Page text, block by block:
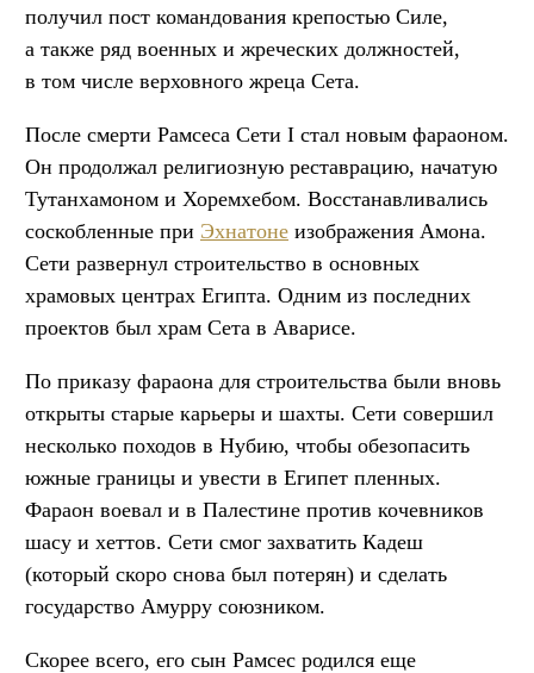
получил пост командования крепостью Силе,
а также ряд военных и жреческих должностей,
в том числе верховного жреца Сета.
После смерти Рамсеса Сети I стал новым фараоном.
Он продолжал религиозную реставрацию, начатую
Тутанхамоном и Хоремхебом. Восстанавливались
соскобленные при Эхнатоне изображения Амона.
Сети развернул строительство в основных
храмовых центрах Египта. Одним из последних
проектов был храм Сета в Аварисе.
По приказу фараона для строительства были вновь
открыты старые карьеры и шахты. Сети совершил
несколько походов в Нубию, чтобы обезопасить
южные границы и увести в Египет пленных.
Фараон воевал и в Палестине против кочевников
шасу и хеттов. Сети смог захватить Кадеш
(который скоро снова был потерян) и сделать
государство Амурру союзником.
Скорее всего, его сын Рамсес родился еще